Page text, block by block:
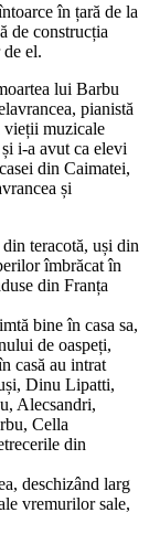
în țară de la
de construcția
el.
lui Barbu
pianistă
vieții muzicale
i-a avut ca elevi
din Caimatei,
și
teracotă, uși din
îmbrăcat în
din Franța
bine în casa sa,
de oaspeți,
casă au intrat
Dinu Lipatti,
Alecsandri,
Cella
din
deschizând larg
vremurilor sale,